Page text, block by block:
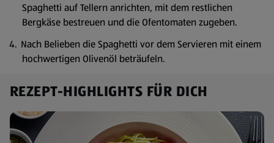
Spaghetti auf Tellern anrichten, mit dem restlichen
Bergkäse bestreuen und die Ofentomaten zugeben.
Nach Belieben die Spaghetti vor dem Servieren mit einem
hochwertigen Olivenöl beträufeln.
REZEPT-HIGHLIGHTS FÜR DICH